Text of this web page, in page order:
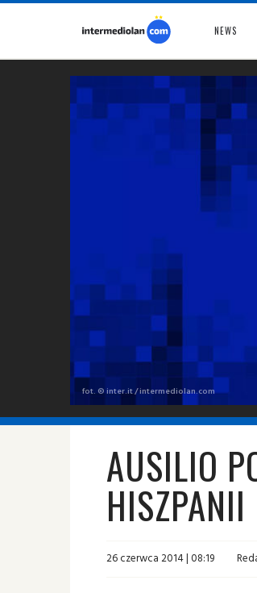
NEWS
fot. © inter.it / intermediolan.com
AUSILIO
HISZPANII
26 czerwca 2014 | 08:19